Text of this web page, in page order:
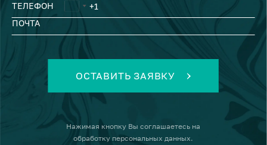
ТЕЛЕФОН
ПОЧТА
ОСТАВИТЬ ЗАЯВКУ
Нажимая кнопку Вы соглашаетесь на
обработку персональных данных.